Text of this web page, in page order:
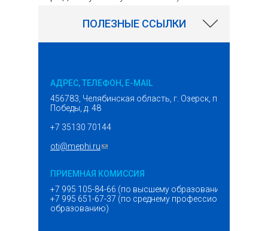
ПОЛЕЗНЫЕ ССЫЛКИ
АДРЕС, ТЕЛЕФОН, E-MAIL
456783, Челябинская область, г. Озерск, проспект
Победы, д. 48
+7 35130 70144
oti@mephi.ru(ссылка для отправки email)
ПРИЕМНАЯ КОМИССИЯ
+7 995 105-84-66 (по высшему образованию)
+7 995 651-67-37 (по среднему профессиональному
образованию)